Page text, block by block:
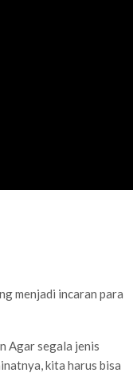
menjadi incaran para
Agar segala jenis
kita harus bisa